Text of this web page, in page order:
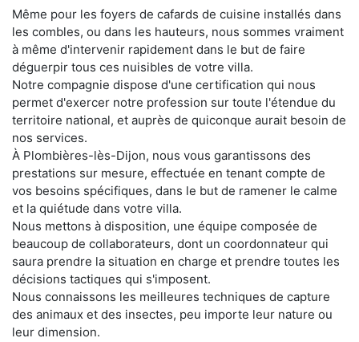
Même pour les foyers de cafards de cuisine installés dans
les combles, ou dans les hauteurs, nous sommes vraiment
à même d'intervenir rapidement dans le but de faire
déguerpir tous ces nuisibles de votre villa.
Notre compagnie dispose d'une certification qui nous
permet d'exercer notre profession sur toute l'étendue du
territoire national, et auprès de quiconque aurait besoin de
nos services.
À Plombières-lès-Dijon, nous vous garantissons des
prestations sur mesure, effectuée en tenant compte de
vos besoins spécifiques, dans le but de ramener le calme
et la quiétude dans votre villa.
Nous mettons à disposition, une équipe composée de
beaucoup de collaborateurs, dont un coordonnateur qui
saura prendre la situation en charge et prendre toutes les
décisions tactiques qui s'imposent.
Nous connaissons les meilleures techniques de capture
des animaux et des insectes, peu importe leur nature ou
leur dimension.